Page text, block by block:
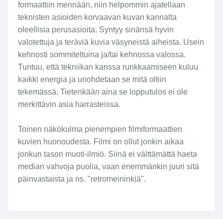
formaattiin mennään, niin helpommin ajatellaan
teknisten asioiden korvaavan kuvan kannalta
oleellisia perusasioita. Syntyy sinänsä hyvin
valotettuja ja teräviä kuvia väsyneistä aiheista. Usein
kehnosti sommiteltuina ja/tai kehnossa valossa.
Tuntuu, että tekniikan kanssa runkkaamiseen kuluu
kaikki energia ja unohdetaan se mitä oltiin
tekemässä. Tietenkään aina se lopputulos ei ole
merkittävin asia harrasteissa.
Toinen näkökulma pienempien filmiformaattien
kuvien huonoudesta. Filmi on ollut jonkin aikaa
jonkun tason muoti-ilmiö. Siinä ei välttämättä haeta
median vahvoja puolia, vaan enemmänkin juuri sitä
päinvastaista ja ns. "retromeininkiä".